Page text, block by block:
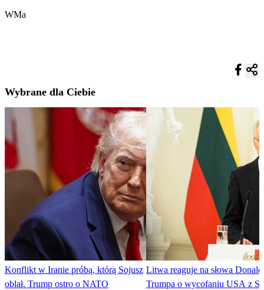
WMa
Wybrane dla Ciebie
Konflikt w Iranie próbą, którą Sojusz
oblał. Trump ostro o NATO
Litwa reaguje na słowa
Trumpa o wycofaniu USA z